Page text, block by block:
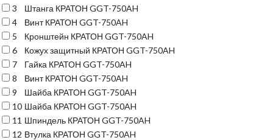
3
Штанга КРАТОН GGT-750AH
4
Винт КРАТОН GGT-750AH
5
Кронштейн КРАТОН GGT-750AH
6
Кожух защитный КРАТОН GGT-750AH
7
Гайка КРАТОН GGT-750AH
8
Винт КРАТОН GGT-750AH
9
Шайба КРАТОН GGT-750AH
10 Шайба КРАТОН GGT-750AH
11 Шпиндель КРАТОН GGT-750AH
12 Втулка КРАТОН GGT-750AH